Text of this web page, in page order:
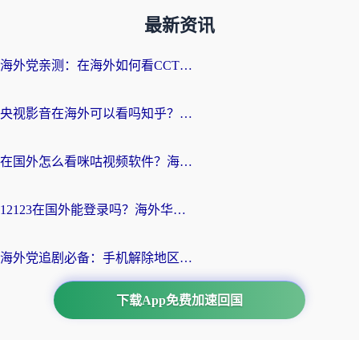
最新资讯
海外党亲测：在海外如何看CCTV？告别“仅限大陆播放”的实用指南
央视影音在海外可以看吗知乎？留学生亲测：3步解决地域限制+追剧自由
在国外怎么看咪咕视频软件？海外党亲测有效的回国加速方案
12123在国外能登录吗？海外华人必看的回国加速实用指南
海外党追剧必备：手机解除地区限制app怎么选？解决央视视频&国内剧地区限制全指南
下载App免费加速回国